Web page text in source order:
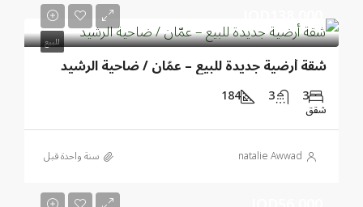
للبيع
JOD138,000
شقة أرضية جديدة للبيع – عمّان / ضاحية الرشيد
3
3
184
شقق
natalie Awwad ‏سنة واحدة قبل